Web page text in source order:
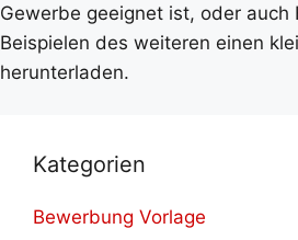
Gewerbe geeignet ist, oder auch
Beispielen des weiteren einen
herunterladen.
Kategorien
Bewerbung Vorlage